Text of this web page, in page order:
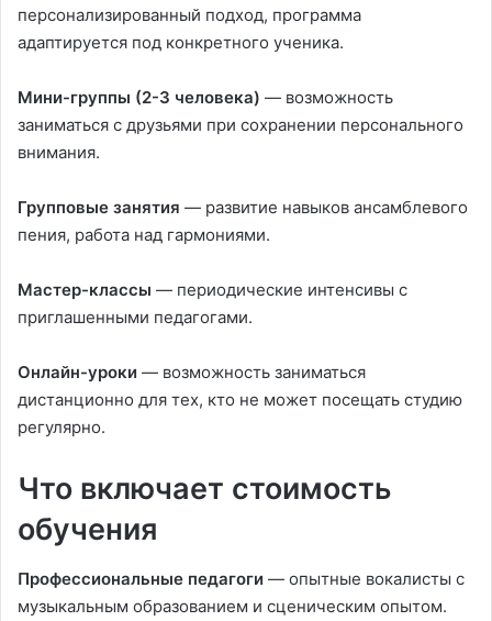
персонализированный подход, программа
адаптируется под конкретного ученика.
Мини-группы (2-3 человека) — возможность
заниматься с друзьями при сохранении персонального
внимания.
Групповые занятия — развитие навыков ансамблевого
пения, работа над гармониями.
Мастер-классы — периодические интенсивы с
приглашенными педагогами.
Онлайн-уроки — возможность заниматься
дистанционно для тех, кто не может посещать студию
регулярно.
Что включает стоимость
обучения
Профессиональные педагоги — опытные вокалисты с
музыкальным образованием и сценическим опытом.